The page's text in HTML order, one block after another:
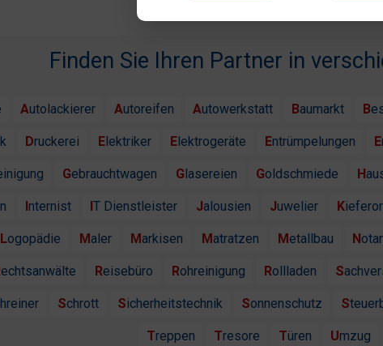
Finden Sie Ihren Partner in
Autolackierer Autoreifen Autowerkstatt Baumarkt
Druckerei Elektriker Elektrogeräte Entrümpelungen
Gebrauchtwagen Glasereien Goldschmiede
Internist IT Dienstleister Jalousien Juwelier
Logopädie Maler Markisen Matratzen Metallbau Notar
Rechtsanwälte Reisebüro Rohreinigung Rollladen
Schrott Sicherheitstechnik Sonnenschutz
Treppen Tresore Türen Umzug